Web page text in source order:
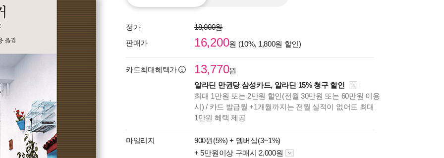
정가
18,000원
판매가
16,200원 (10%, 1,800원 할인)
카드최대혜택가 13,770원
알라딘 만권당 삼성카드, 알라딘 15% 청구 할인
최대 1만원 또는 2만원 할인(전월 30만원 또는 60만원 이용
시) / 카드 발급월 +1개월까지는 전월 실적이 없어도 최대
1만원 혜택 제공
마일리지 900원(5%) + 멤버십(3~1%)
+ 5만원이상 구매시 2,000원